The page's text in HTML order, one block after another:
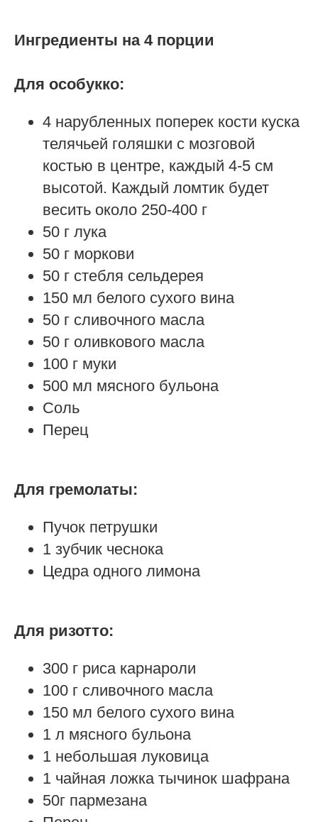
Ингредиенты на 4 порции
Для особукко:
4 нарубленных поперек кости куска
телячьей голяшки с мозговой
костью в центре, каждый 4-5 см
высотой. Каждый ломтик будет
весить около 250-400 г
50 г лука
50 г моркови
50 г стебля сельдерея
150 мл белого сухого вина
50 г сливочного масла
50 г оливкового масла
100 г муки
500 мл мясного бульона
Соль
Перец
Для гремолаты:
Пучок петрушки
1 зубчик чеснока
Цедра одного лимона
Для ризотто:
300 г риса карнароли
100 г сливочного масла
150 мл белого сухого вина
1 л мясного бульона
1 небольшая луковица
1 чайная ложка тычинок шафрана
50г пармезана